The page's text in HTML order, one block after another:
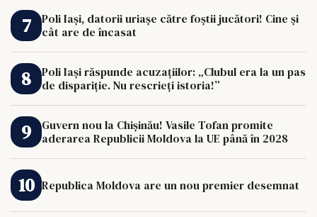
Poli Iași, datorii uriașe către foștii jucători! Cine și
cât are de încasat
Poli Iași răspunde acuzațiilor: „Clubul era la un pas
de dispariție. Nu rescrieți istoria!”
Guvern nou la Chișinău! Vasile Tofan promite
aderarea Republicii Moldova la UE până în 2028
Republica Moldova are un nou premier desemnat